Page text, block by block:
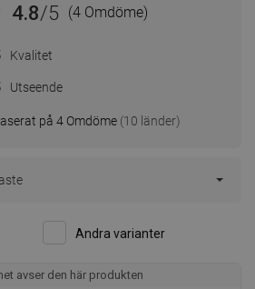
4.8/5 (4 Omdöme)
på 4 Omdöme (10 länder)
Kvalitet
Utseende
Andra varianter
avser den här produkten